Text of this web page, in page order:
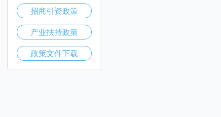
招商引资政策
产业扶持政策
政策文件下载